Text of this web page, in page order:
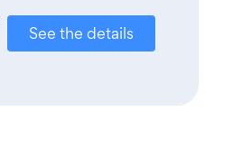
See the details